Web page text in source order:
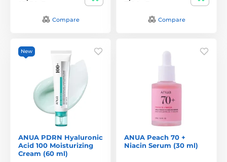
Compare Compare
New
ANUA PDRN Hyaluronic
Acid 100 Moisturizing
Cream (60 ml)
ANUA Peach 70 +
Niacin Serum (30 ml)